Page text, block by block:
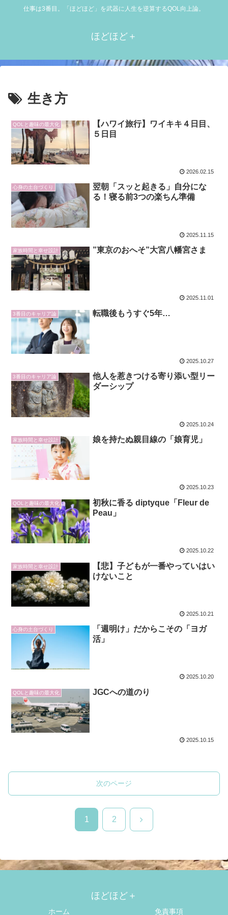
仕事は3番目。「ほどほど」を武器に人生を逆算するQOL向上論。
ほどほど＋
生き方
QOLと趣味の最大化
【ハワイ旅行】ワイキキ４日目、
５日目
2026.02.15
心身の土台づくり
翌朝「スッと起きる」自分にな
る！寝る前3つの楽ちん準備
2025.11.15
家族時間と幸せ設計 ”東京のおへそ”大宮八幡宮さま
2025.11.01
3番目のキャリア論 転職後もうすぐ5年…
2025.10.27
3番目のキャリア論
他人を惹きつける寄り添い型リー
ダーシップ
2025.10.24
家族時間と幸せ設計 娘を持たぬ親目線の「娘育児」
2025.10.23
QOLと趣味の最大化
初秋に香る diptyque「Fleur de
Peau」
2025.10.22
家族時間と幸せ設計
【悲】子どもが一番やっていはい
けないこと
2025.10.21
心身の土台づくり
「週明け」だからこその「ヨガ
活」
2025.10.20
QOLと趣味の最大化 JGCへの道のり
2025.10.15
次のページ
1 2 次
ほどほど＋
ホーム 免責事項